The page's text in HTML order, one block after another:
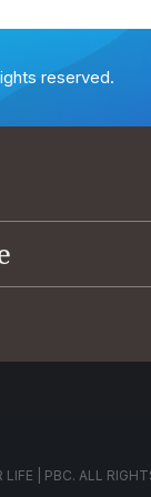
reserved.
| PBC. ALL